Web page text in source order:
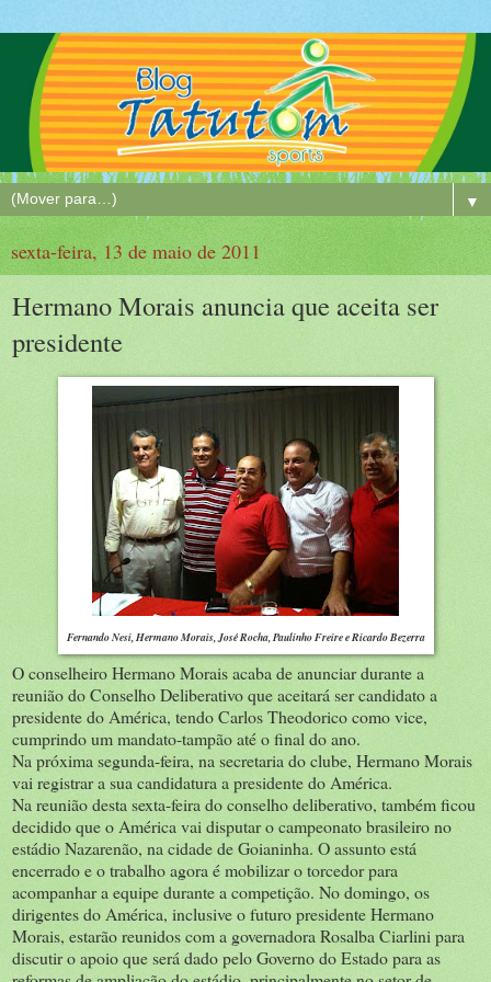
▼
sexta-feira, 13 de maio de 2011
Hermano Morais anuncia que aceita ser
presidente
Fernando Nesi, Hermano Morais, José Rocha, Paulinho Freire e Ricardo Bezerra
O conselheiro Hermano Morais acaba de anunciar durante a
reunião do Conselho Deliberativo que aceitará ser candidato a
presidente do América, tendo Carlos Theodorico como vice,
cumprindo um mandato-tampão até o final do ano.
Na próxima segunda-feira, na secretaria do clube, Hermano Morais
vai registrar a sua candidatura a presidente do América.
Na reunião desta sexta-feira do conselho deliberativo, também ficou
decidido que o América vai disputar o campeonato brasileiro no
estádio Nazarenão, na cidade de Goianinha. O assunto está
encerrado e o trabalho agora é mobilizar o torcedor para
acompanhar a equipe durante a competição. No domingo, os
dirigentes do América, inclusive o futuro presidente Hermano
Morais, estarão reunidos com a governadora Rosalba Ciarlini para
discutir o apoio que será dado pelo Governo do Estado para as